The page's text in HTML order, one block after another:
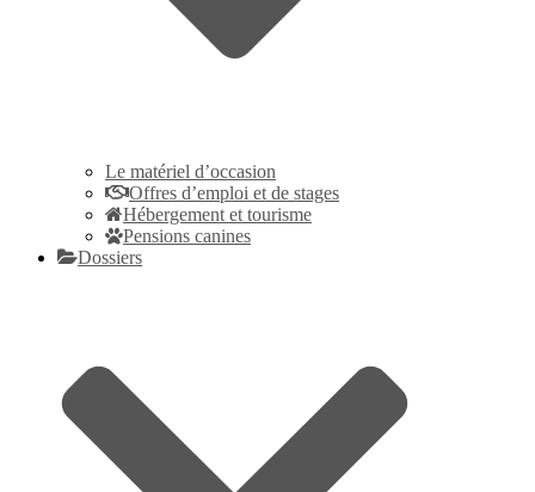
Le matériel d’occasion
Offres d’emploi et de stages
Hébergement et tourisme
Pensions canines
Dossiers